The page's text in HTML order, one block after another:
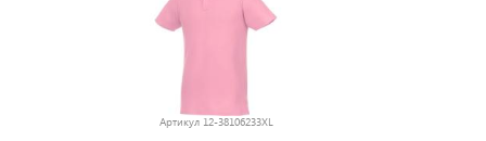
Артикул 12-38106233XL